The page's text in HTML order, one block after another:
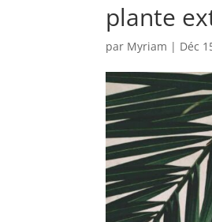
plante
par Myriam | Déc